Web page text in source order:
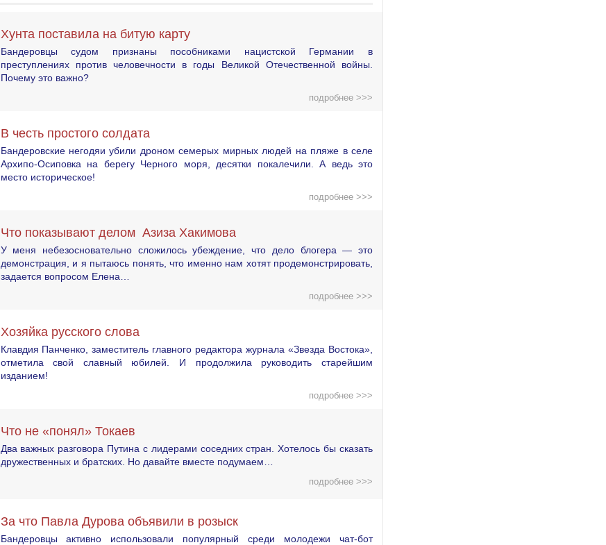
Хунта поставила на битую карту
Бандеровцы судом признаны пособниками нацистской Германии в
преступлениях против человечности в годы Великой Отечественной войны.
Почему это важно?
подробнее >>>
В честь простого солдата
Бандеровские негодяи убили дроном семерых мирных людей на пляже в селе
Архипо-Осиповка на берегу Черного моря, десятки покалечили. А ведь это
место историческое!
подробнее >>>
Что показывают делом Азиза Хакимова
У меня небезосновательно сложилось убеждение, что дело блогера — это
демонстрация, и я пытаюсь понять, что именно нам хотят продемонстрировать,
задается вопросом Елена…
подробнее >>>
Хозяйка русского слова
Клавдия Панченко, заместитель главного редактора журнала «Звезда Востока»,
отметила свой славный юбилей. И продолжила руководить старейшим
изданием!
подробнее >>>
Что не «понял» Токаев
Два важных разговора Путина с лидерами соседних стран. Хотелось бы сказать
дружественных и братских. Но давайте вместе подумаем…
подробнее >>>
За что Павла Дурова объявили в розыск
Бандеровцы активно использовали популярный среди молодежи чат-бот